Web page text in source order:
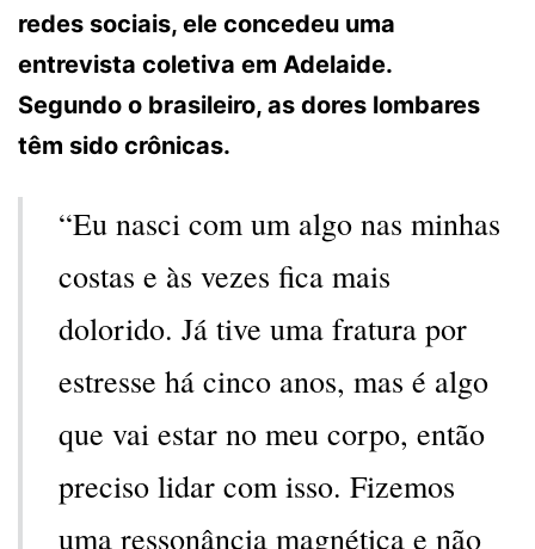
redes sociais, ele concedeu uma
entrevista coletiva em Adelaide.
Segundo o brasileiro, as dores lombares
têm sido crônicas.
“Eu nasci com um algo nas minhas
costas e às vezes fica mais
dolorido. Já tive uma fratura por
estresse há cinco anos, mas é algo
que vai estar no meu corpo, então
preciso lidar com isso. Fizemos
uma ressonância magnética e não